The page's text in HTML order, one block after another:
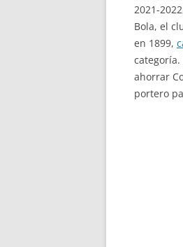
2021-
Bola, el
en 1899,
ahorrar
portero